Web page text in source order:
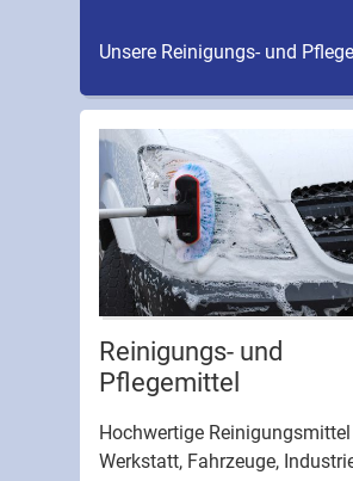
Unsere Reinigungs- und
Reinigungs- und
Pflegemittel
Hochwertige
Werkstatt, Fahrzeuge,